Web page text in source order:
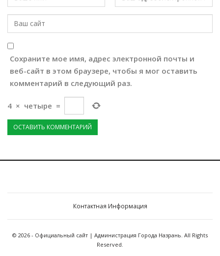
Сохраните мое имя, адрес электронной почты и
веб-сайт в этом браузере, чтобы я мог оставить
комментарий в следующий раз.
4 × четыре =
Контактная Информация
© 2026 - Официальный сайт | Администрация Города Назрань. All Rights
Reserved.